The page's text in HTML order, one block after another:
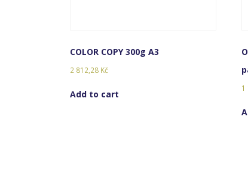
COLOR COPY 300g A3
2 812,28 Kč
Add to cart
1